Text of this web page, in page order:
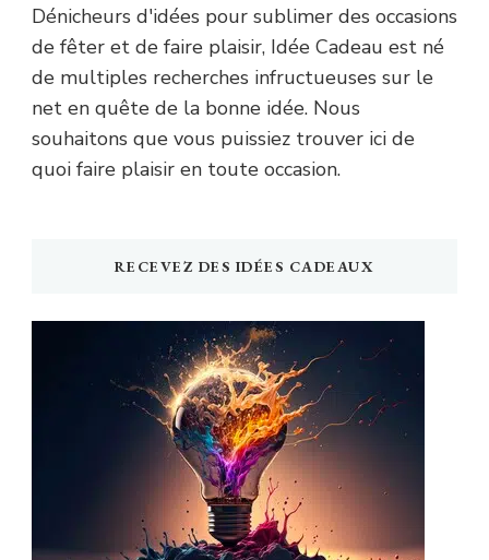
Dénicheurs d'idées pour sublimer des occasions
de fêter et de faire plaisir, Idée Cadeau est né
de multiples recherches infructueuses sur le
net en quête de la bonne idée. Nous
souhaitons que vous puissiez trouver ici de
quoi faire plaisir en toute occasion.
RECEVEZ DES IDÉES CADEAUX